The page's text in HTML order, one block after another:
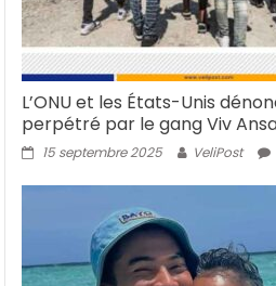
L’ONU et les États-Unis
perpétré par le gang Viv
15 septembre 2025 VeliPost